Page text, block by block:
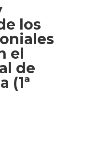
los
el
de
(1ª